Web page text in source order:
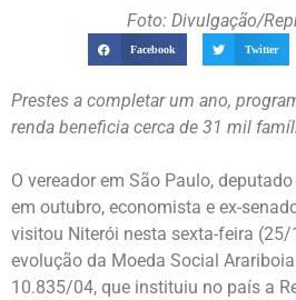
Foto: Divulgação/
Facebook Twitter
Prestes a completar um ano,
renda beneficia cerca de 31 mil
O vereador em São Paulo,
em outubro, economista e ex-
visitou Niterói nesta sexta-feira (25/
evolução da Moeda Social
10.835/04, que instituiu no país a